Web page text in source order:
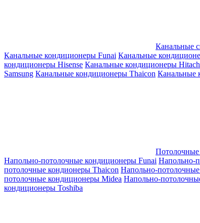
Канальные
Канальные кондиционеры Funai Канальные
кондиционеры Hisense Канальные кондиционеры
Samsung Канальные кондиционеры Thaicon Канальные
Напольно-потолочные кондиционеры Funai Напольно-
потолочные кондионеры Thaicon Напольно-
потолочные кондиционеры Midea Напольно-
кондиционеры Toshiba